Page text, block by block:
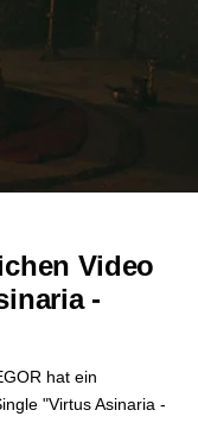
Video
-
hat ein
"Virtus Asinaria -